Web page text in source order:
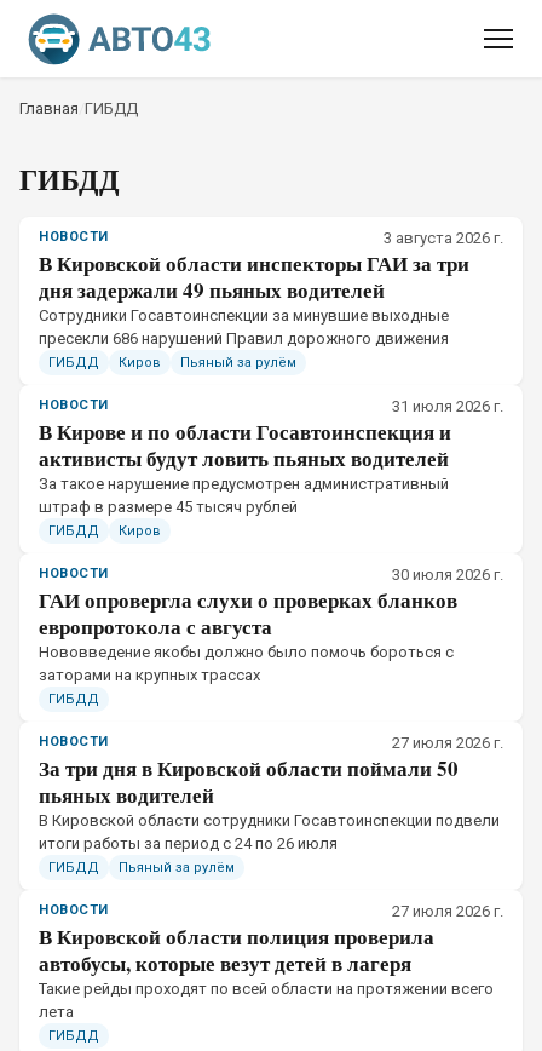
Главная ГИБДД
ГИБДД
НОВОСТИ 3 августа 2026 г.
В Кировской области инспекторы ГАИ за три
дня задержали 49 пьяных водителей
Сотрудники Госавтоинспекции за минувшие выходные
пресекли 686 нарушений Правил дорожного движения
ГИБДД Киров Пьяный за рулём
НОВОСТИ 31 июля 2026 г.
В Кирове и по области Госавтоинспекция и
активисты будут ловить пьяных водителей
За такое нарушение предусмотрен административный
штраф в размере 45 тысяч рублей
ГИБДД Киров
НОВОСТИ 30 июля 2026 г.
ГАИ опровергла слухи о проверках бланков
европротокола с августа
Нововведение якобы должно было помочь бороться с
заторами на крупных трассах
ГИБДД
НОВОСТИ 27 июля 2026 г.
За три дня в Кировской области поймали 50
пьяных водителей
В Кировской области сотрудники Госавтоинспекции подвели
итоги работы за период с 24 по 26 июля
ГИБДД Пьяный за рулём
НОВОСТИ 27 июля 2026 г.
В Кировской области полиция проверила
автобусы, которые везут детей в лагеря
Такие рейды проходят по всей области на протяжении всего
лета
ГИБДД